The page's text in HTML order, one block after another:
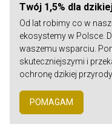
Twój 1,5% dla
Od lat robimy co w
ekosystemy w Polsce.
waszemu wsparciu.
skuteczniejszymi i
ochronę dzikiej
POMAGAM